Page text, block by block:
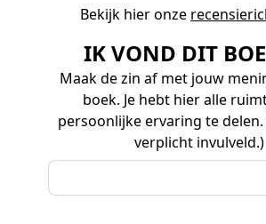
Bekijk hier onze
IK VOND DIT
Maak de zin af met jouw
boek. Je hebt hier alle
persoonlijke ervaring te
verplicht invulveld.)